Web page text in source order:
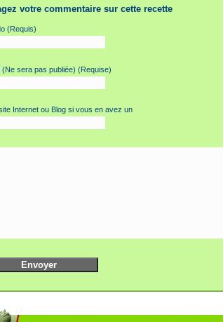
votre commentaire sur cette recette
(Requis)
(Ne sera pas publiée) (Requise)
Internet ou Blog si vous en avez un